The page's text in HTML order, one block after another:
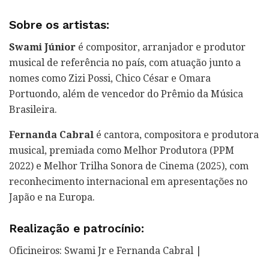
Sobre os artistas:
Swami Júnior é compositor, arranjador e produtor
musical de referência no país, com atuação junto a
nomes como Zizi Possi, Chico César e Omara
Portuondo, além de vencedor do Prêmio da Música
Brasileira.
Fernanda Cabral é cantora, compositora e produtora
musical, premiada como Melhor Produtora (PPM
2022) e Melhor Trilha Sonora de Cinema (2025), com
reconhecimento internacional em apresentações no
Japão e na Europa.
Realização e patrocínio:
Oficineiros: Swami Jr e Fernanda Cabral |